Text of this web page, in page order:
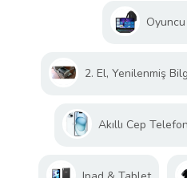
2. El, Yenilenmiş
Akıllı Cep